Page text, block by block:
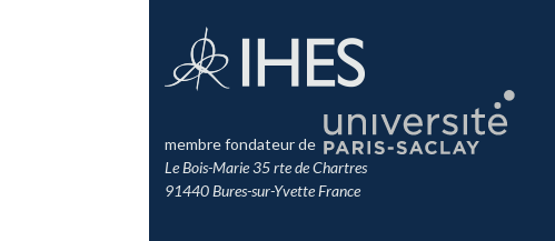
membre fondateur de
Le Bois-Marie 35 rte de Chartres
91440 Bures-sur-Yvette France